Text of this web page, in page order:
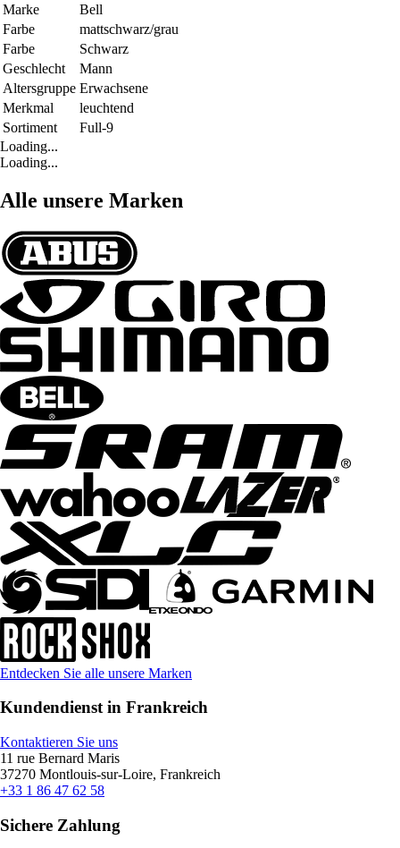
Marke
Bell
Farbe
mattschwarz/grau
Farbe
Schwarz
Geschlecht
Mann
Altersgruppe Erwachsene
Merkmal
leuchtend
Sortiment
Full-9
Loading...
Loading...
Alle unsere Marken
Entdecken Sie alle unsere Marken
Kundendienst in Frankreich
Kontaktieren Sie uns
11 rue Bernard Maris
37270 Montlouis-sur-Loire, Frankreich
+33 1 86 47 62 58
Sichere Zahlung